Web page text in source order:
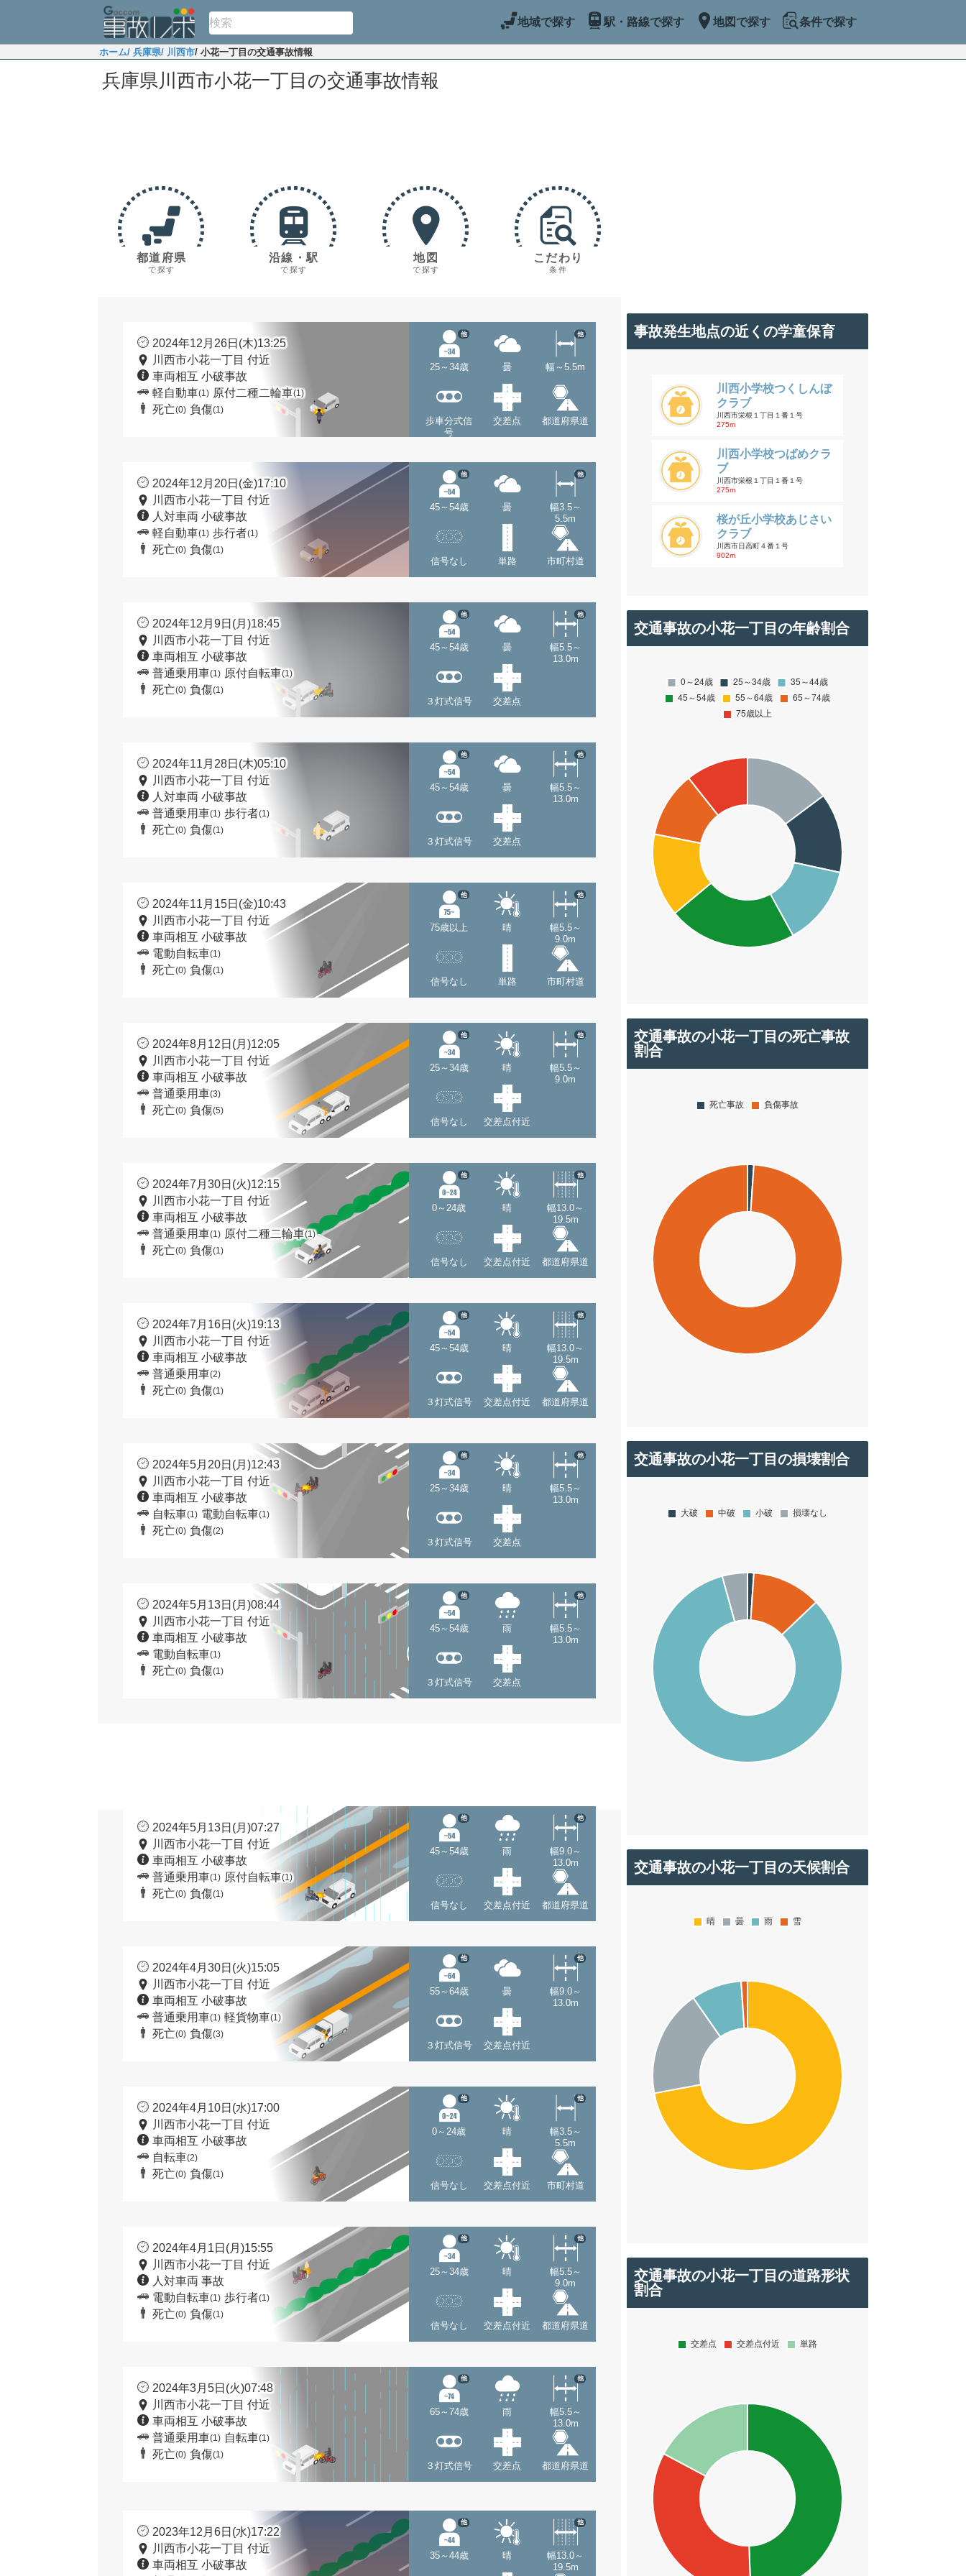
地域で探す 駅・路線で探す 地図で探す 条件で探す
ホーム/ 兵庫県/ 川西市/ 小花一丁目の交通事故情報
兵庫県川西市小花一丁目の交通事故情報
都道府県
で探す
沿線・駅
で探す
地図
で探す
こだわり
条件
2024年12月26日(木)13:25
川西市小花一丁目 付近
車両相互 小破事故
軽自動車(1) 原付二種二輪車(1)
死亡(0) 負傷(1)
25～34歳
他
曇 幅～5.5m
他
歩車分式信
号
交差点 都道府県道
2024年12月20日(金)17:10
川西市小花一丁目 付近
人対車両 小破事故
軽自動車(1) 歩行者(1)
死亡(0) 負傷(1)
45～54歳
他
曇
幅3.5～
5.5m
他
信号なし 単路 市町村道
2024年12月9日(月)18:45
川西市小花一丁目 付近
車両相互 小破事故
普通乗用車(1) 原付自転車(1)
死亡(0) 負傷(1)
45～54歳
他
曇
幅5.5～
13.0m
他
３灯式信号 交差点
2024年11月28日(木)05:10
川西市小花一丁目 付近
人対車両 小破事故
普通乗用車(1) 歩行者(1)
死亡(0) 負傷(1)
45～54歳
他
曇
幅5.5～
13.0m
他
３灯式信号 交差点
2024年11月15日(金)10:43
川西市小花一丁目 付近
車両相互 小破事故
電動自転車(1)
死亡(0) 負傷(1)
75歳以上
他
晴
幅5.5～
9.0m
他
信号なし 単路 市町村道
2024年8月12日(月)12:05
川西市小花一丁目 付近
車両相互 小破事故
普通乗用車(3)
死亡(0) 負傷(5)
25～34歳
他
晴
幅5.5～
9.0m
他
信号なし 交差点付近
2024年7月30日(火)12:15
川西市小花一丁目 付近
車両相互 小破事故
普通乗用車(1) 原付二種二輪車(1)
死亡(0) 負傷(1)
0～24歳
他
晴
幅13.0～
19.5m
他
信号なし 交差点付近 都道府県道
2024年7月16日(火)19:13
川西市小花一丁目 付近
車両相互 小破事故
普通乗用車(2)
死亡(0) 負傷(1)
45～54歳
他
晴
幅13.0～
19.5m
他
３灯式信号 交差点付近 都道府県道
2024年5月20日(月)12:43
川西市小花一丁目 付近
車両相互 小破事故
自転車(1) 電動自転車(1)
死亡(0) 負傷(2)
25～34歳
他
晴
幅5.5～
13.0m
他
３灯式信号 交差点
2024年5月13日(月)08:44
川西市小花一丁目 付近
車両相互 小破事故
電動自転車(1)
死亡(0) 負傷(1)
45～54歳
他
雨
幅5.5～
13.0m
他
３灯式信号 交差点
2024年5月13日(月)07:27
川西市小花一丁目 付近
車両相互 小破事故
普通乗用車(1) 原付自転車(1)
死亡(0) 負傷(1)
45～54歳
他
雨
幅9.0～
13.0m
他
信号なし 交差点付近 都道府県道
2024年4月30日(火)15:05
川西市小花一丁目 付近
車両相互 小破事故
普通乗用車(1) 軽貨物車(1)
死亡(0) 負傷(3)
55～64歳
他
曇
幅9.0～
13.0m
他
３灯式信号 交差点付近
2024年4月10日(水)17:00
川西市小花一丁目 付近
車両相互 小破事故
自転車(2)
死亡(0) 負傷(1)
0～24歳
他
晴
幅3.5～
5.5m
他
信号なし 交差点付近 市町村道
2024年4月1日(月)15:55
川西市小花一丁目 付近
人対車両 事故
電動自転車(1) 歩行者(1)
死亡(0) 負傷(1)
25～34歳
他
晴
幅5.5～
9.0m
他
信号なし 交差点付近 都道府県道
2024年3月5日(火)07:48
川西市小花一丁目 付近
車両相互 小破事故
普通乗用車(1) 自転車(1)
死亡(0) 負傷(1)
65～74歳
他
雨
幅5.5～
13.0m
他
３灯式信号 交差点 都道府県道
2023年12月6日(水)17:22
川西市小花一丁目 付近
車両相互 小破事故
35～44歳
他
晴
幅13.0～
19.5m
他
事故発生地点の近くの学童保育
川西小学校つくしんぼ
クラブ
川西市栄根１丁目１番１号
275m
川西小学校つばめクラ
ブ
川西市栄根１丁目１番１号
275m
桜が丘小学校あじさい
クラブ
川西市日高町４番１号
902m
交通事故の小花一丁目の年齢割合
交通事故の小花一丁目の死亡事故
割合
交通事故の小花一丁目の損壊割合
交通事故の小花一丁目の天候割合
交通事故の小花一丁目の道路形状
割合